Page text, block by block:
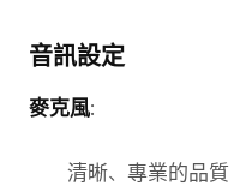
音訊設定
麥克風:
清晰、專業的品質